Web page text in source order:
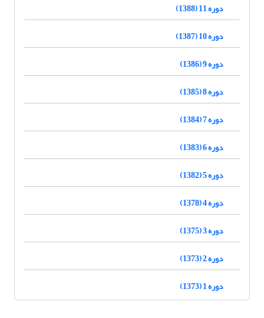
دوره 11 (1388)
دوره 10 (1387)
دوره 9 (1386)
دوره 8 (1385)
دوره 7 (1384)
دوره 6 (1383)
دوره 5 (1382)
دوره 4 (1378)
دوره 3 (1375)
دوره 2 (1373)
دوره 1 (1373)